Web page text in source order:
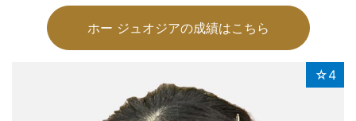
ホー ジュオジアの成績はこちら
☆4